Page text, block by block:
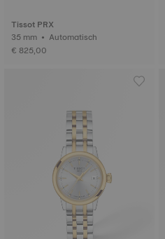
Tissot PRX
35 mm • Automatisch
€ 825,00